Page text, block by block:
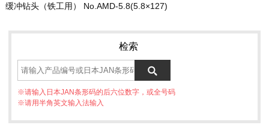
缓冲钻头（铁工用） No.AMD-5.8(5.8×127)
检索
※请输入日本JAN条形码的后六位数字，或全号码
※请用半角英文输入法输入